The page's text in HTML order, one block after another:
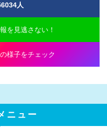
人
を見逃さない！
様子をチェック
ニュー